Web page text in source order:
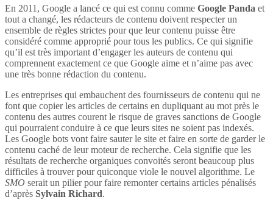
En 2011, Google a lancé ce qui est connu comme Google Panda et
tout a changé, les rédacteurs de contenu doivent respecter un
ensemble de règles strictes pour que leur contenu puisse être
considéré comme approprié pour tous les publics. Ce qui signifie
qu’il est très important d’engager les auteurs de contenu qui
comprennent exactement ce que Google aime et n’aime pas avec
une très bonne rédaction du contenu.
Les entreprises qui embauchent des fournisseurs de contenu qui ne
font que copier les articles de certains en dupliquant au mot près le
contenu des autres courent le risque de graves sanctions de Google
qui pourraient conduire à ce que leurs sites ne soient pas indexés.
Les Google bots vont faire sauter le site et faire en sorte de garder le
contenu caché de leur moteur de recherche. Cela signifie que les
résultats de recherche organiques convoités seront beaucoup plus
difficiles à trouver pour quiconque viole le nouvel algorithme. Le
SMO serait un pilier pour faire remonter certains articles pénalisés
d’après Sylvain Richard.